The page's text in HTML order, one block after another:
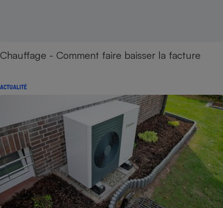
Chauffage - Comment faire baisser la facture
ACTUALITÉ